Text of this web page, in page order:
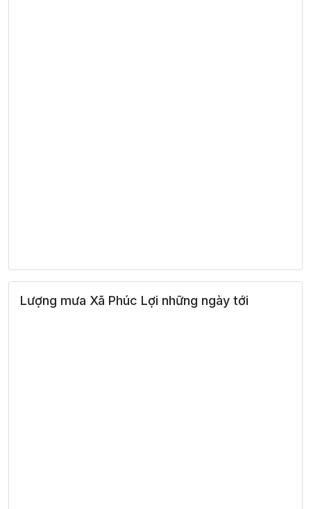
Lượng mưa Xã Phúc Lợi những ngày tới